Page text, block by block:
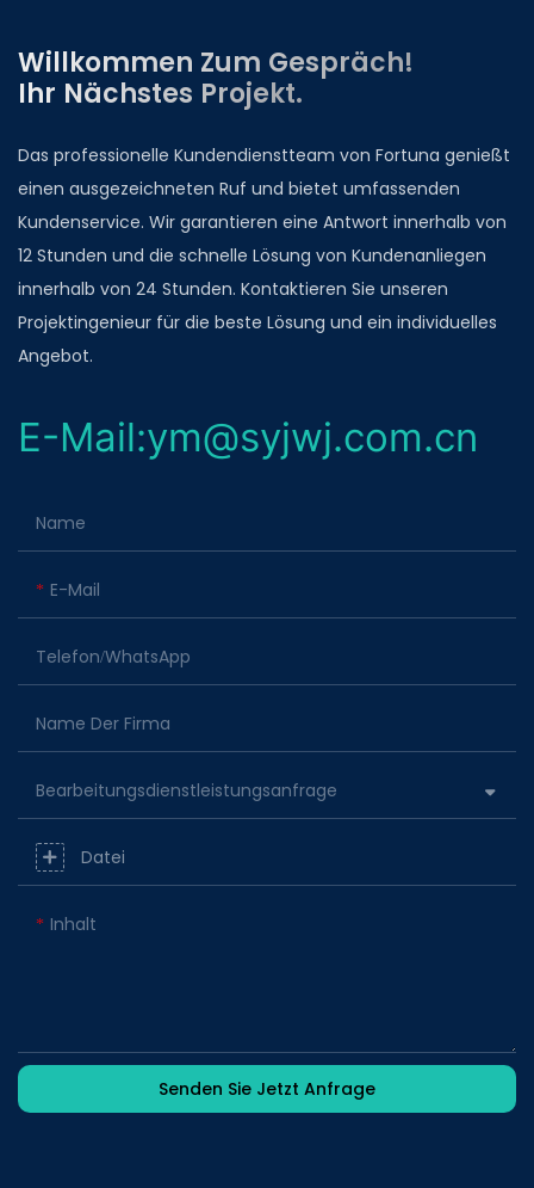
Willkommen Zum Gespräch!
Ihr Nächstes Projekt.
Das professionelle Kundendienstteam von Fortuna genießt
einen ausgezeichneten Ruf und bietet umfassenden
Kundenservice. Wir garantieren eine Antwort innerhalb von
12 Stunden und die schnelle Lösung von Kundenanliegen
innerhalb von 24 Stunden. Kontaktieren Sie unseren
Projektingenieur für die beste Lösung und ein individuelles
Angebot.
E-Mail:ym@syjwj.com.cn
Name
E-Mail
Telefon/WhatsApp
Name Der Firma
Bearbeitungsdienstleistungsanfrage
Datei
Inhalt
Senden Sie Jetzt Anfrage